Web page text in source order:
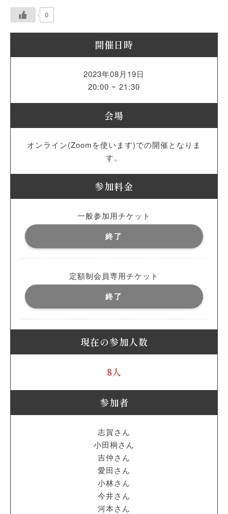
0
開催日時
2023年08月19日
20:00 ~ 21:30
会場
オンライン(Zoomを使います)での開催となりま
す。
参加料金
一般参加用チケット
終了
定額制会員専用チケット
終了
現在の参加人数
8人
参加者
志賀さん
小田桐さん
吉仲さん
愛田さん
小林さん
今井さん
河本さん